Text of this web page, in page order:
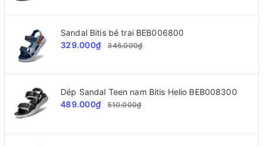
Sandal Bitis bé trai BEB006800
329.000₫
345.000₫
Dép Sandal Teen nam Bitis Helio BEB008300
489.000₫
510.000₫